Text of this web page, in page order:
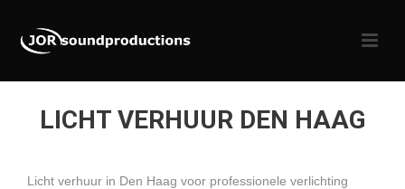
LICHT VERHUUR DEN HAAG
Licht verhuur in Den Haag voor professionele verlichting